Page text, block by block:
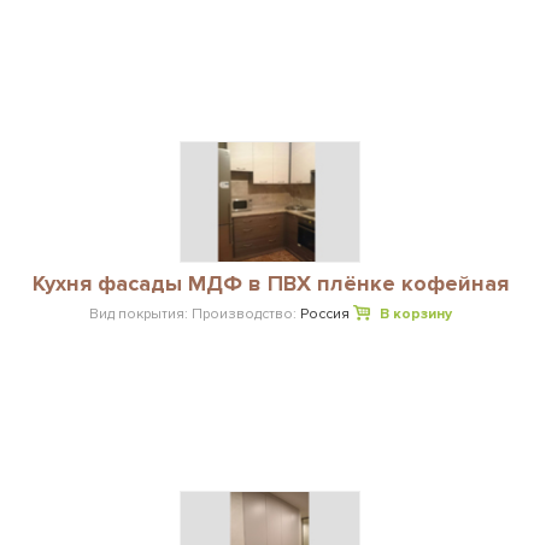
Кухня фасады МДФ в ПВХ плёнке кофейная
Вид покрытия: Производство: Россия В корзину